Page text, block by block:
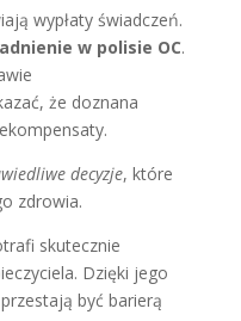
wypłaty świadczeń.
w polisie OC.
że doznana
decyzje, które
zdrowia.
skutecznie
Dzięki jego
być barierą